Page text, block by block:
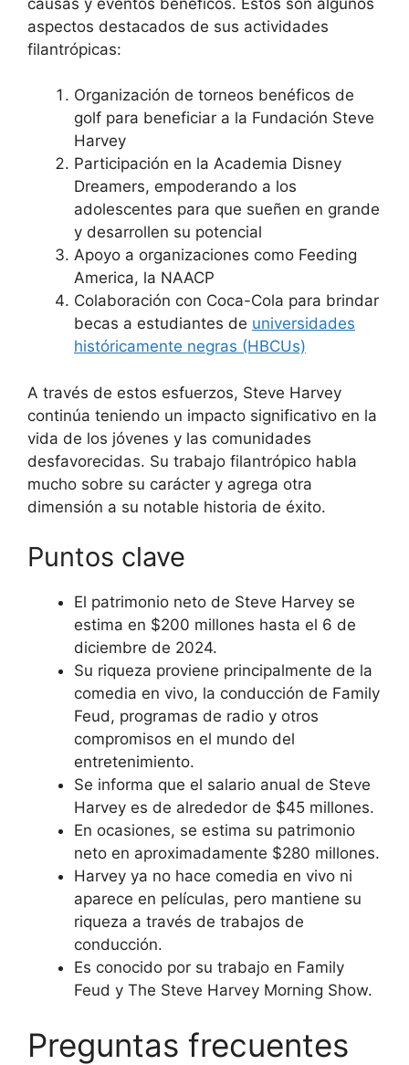
aspectos destacados de sus actividades
filantrópicas:
Organización de torneos benéficos de
golf para beneficiar a la Fundación Steve
Harvey
Participación en la Academia Disney
Dreamers, empoderando a los
adolescentes para que sueñen en grande
y desarrollen su potencial
Apoyo a organizaciones como Feeding
America, la NAACP
Colaboración con Coca-Cola para brindar
becas a estudiantes de universidades
históricamente negras (HBCUs)
A través de estos esfuerzos, Steve Harvey
continúa teniendo un impacto significativo en la
vida de los jóvenes y las comunidades
desfavorecidas. Su trabajo filantrópico habla
mucho sobre su carácter y agrega otra
dimensión a su notable historia de éxito.
Puntos clave
El patrimonio neto de Steve Harvey se
estima en $200 millones hasta el 6 de
diciembre de 2024.
Su riqueza proviene principalmente de la
comedia en vivo, la conducción de Family
Feud, programas de radio y otros
compromisos en el mundo del
entretenimiento.
Se informa que el salario anual de Steve
Harvey es de alrededor de $45 millones.
En ocasiones, se estima su patrimonio
neto en aproximadamente $280 millones.
Harvey ya no hace comedia en vivo ni
aparece en películas, pero mantiene su
riqueza a través de trabajos de
conducción.
Es conocido por su trabajo en Family
Feud y The Steve Harvey Morning Show.
Preguntas frecuentes